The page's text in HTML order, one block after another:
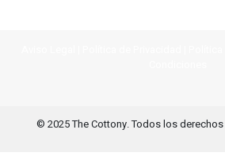
© 2025 The Cottony. Todos los